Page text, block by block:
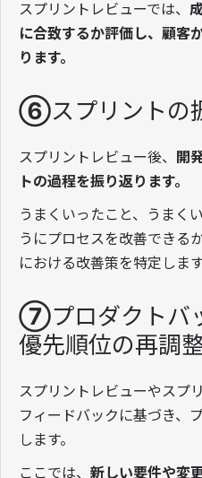
スプリントレビューでは、
に合致するか評価し、顧客
ります。
⑥スプリントの
スプリントレビュー後、
開
トの過程を振り返ります。
うまくいったこと、うまく
うにプロセスを改善できる
における改善策を特定します
⑦プロダクトバ
優先順位の再調
スプリントレビューやスプ
フィードバックに基づき、
します。
ここでは、 新しい要件や変